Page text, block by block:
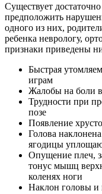
Существует
предположить
одного из них,
ребенка неврологу,
признаки приведены
Быстрая
играм
Жалобы на боли
Трудности при
позе
Появление
Голова
ягодицы
Опущение плеч,
тонус мышц
коленях ноги
Наклон головы и